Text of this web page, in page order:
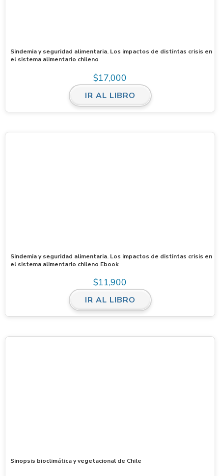
Sindemia y seguridad alimentaria. Los impactos de distintas crisis en
el sistema alimentario chileno
$17,000
IR AL LIBRO
Sindemia y seguridad alimentaria. Los impactos de distintas crisis en
el sistema alimentario chileno Ebook
$11,900
IR AL LIBRO
Sinopsis bioclimática y vegetacional de Chile